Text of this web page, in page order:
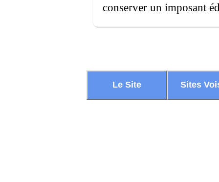
conserver un imposant
Le Site Sites